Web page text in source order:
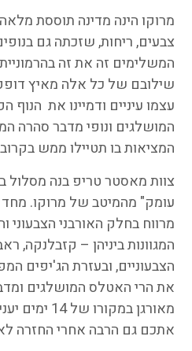
מרוקו הינה מדינה תוססת
צבעים, ריחות, שזכתה גם
המשלימים זה את זה
שילובם של כל אלה מאיץ
עצמו עיניים ודמיינו את
המושלגים ונופי מדבר סהרה
המציאות בו תטיילו ממש
צוות מאסטר טריפ בנה מסלול
עומק" מהמיטב של מרוקו. מחד
מרווח בחלק האורבני הצבעוני
המגוונות ביניהן – קזבלנקה,
הצבעוניים, ובעזרת הג'יפים
את הרי האטלס המושלגים
מאורגן
אתכם גם הרבה אחרי החזרה